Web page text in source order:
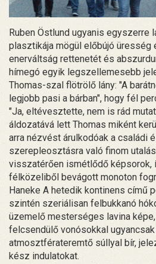
Ruben Östlund ugyanis egyszerre
plasztikája mögül előbújó üresség
enerváltság rettenetét és
hímegó egyik legszellemesebb
Thomas-szal flötrölő lány: "A
legjobb pasi a bárban", hogy fél
"Ja, eltévesztette, nem is rád
áldozatává lett Thomas miként
arra nézvést árulkodóak a családi
szerepleosztásra való finom
visszatérően ismétlődő képsorok,
félközeliből bevágott monoton
Haneke A hetedik kontinens című
szintén szeriálisan felbukkanó
üzemelő mesterséges lavina
felcsendülő vonósokkal
atmosztférateremtő súllyal bír,
kész indulatokat.